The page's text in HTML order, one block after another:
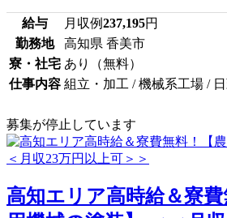
給与 月収例237,195円
勤務地
高知県 香美市
寮・社宅 あり（無料）
仕事内容 組立・加工 / 機械系工場 /
募集が停止しています
高知エリア高時給＆寮